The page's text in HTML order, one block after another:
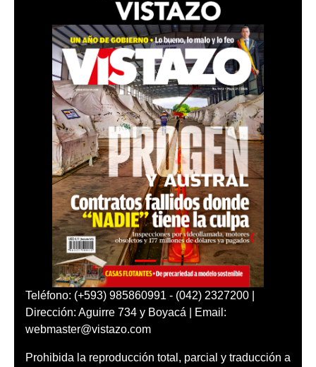
Teléfono: (+593) 985860991 - (042) 2327200 |
Dirección: Aguirre 734 y Boyacá | Email:
webmaster@vistazo.com
Prohibida la reproducción total, parcial y traducción a